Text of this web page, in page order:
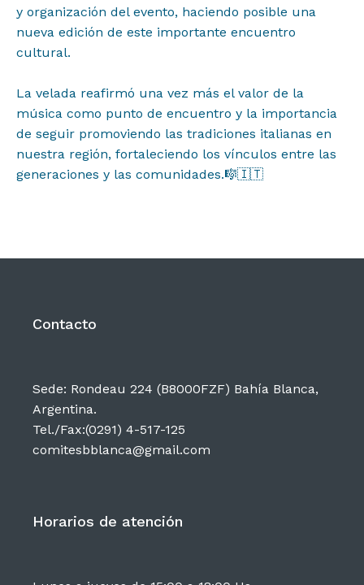
y organización del evento, haciendo posible una
nueva edición de este importante encuentro
cultural.⁣
La velada reafirmó una vez más el valor de la
música como punto de encuentro y la importancia
de seguir promoviendo las tradiciones italianas en
nuestra región, fortaleciendo los vínculos entre las
generaciones y las comunidades.⁣🎼🇮🇹⁣
Contacto
Sede: Rondeau 224 (B8000FZF) Bahía Blanca,
Argentina.
Tel./Fax:(0291) 4-517-125
comitesbblanca@gmail.com
Horarios de atención